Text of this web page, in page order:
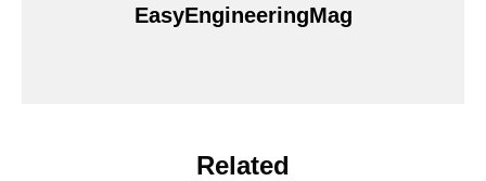
EasyEngineeringMag
Related